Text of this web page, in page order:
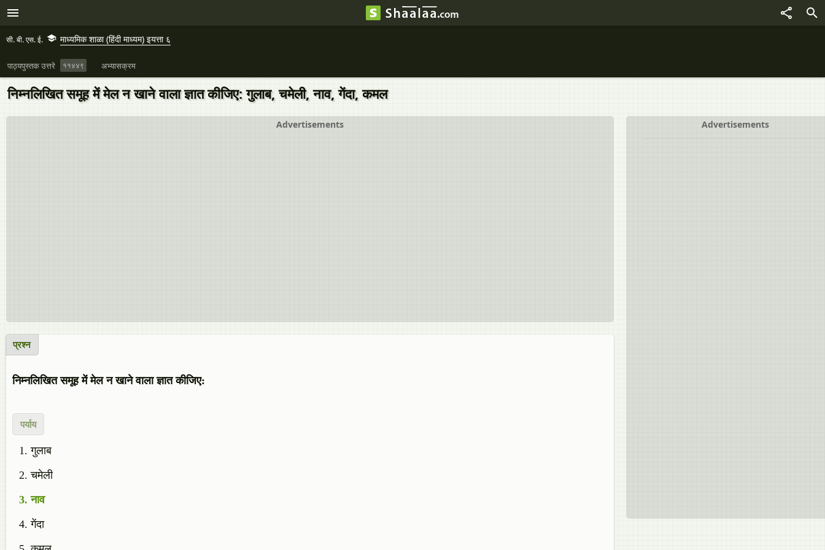
सी. बी. एस. ई. माध्यमिक शाळा (हिंदी माध्यम) इयत्ता ६
पाठ्यपुस्तक उत्तरे ११४४९ अभ्यासक्रम
निम्नलिखित समूह में मेल न खाने वाला ज्ञात कीजिए: गुलाब, चमेली, नाव, गेंदा, कमल
Advertisements
Advertisements
प्रश्न
निम्नलिखित समूह में मेल न खाने वाला ज्ञात कीजिए:
पर्याय
गुलाब
चमेली
नाव
गेंदा